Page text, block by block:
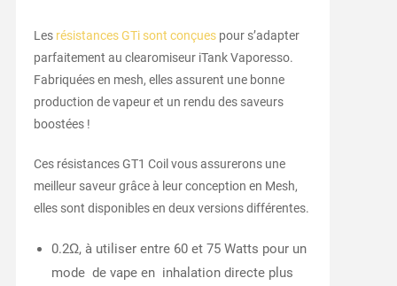
Les résistances GTi sont conçuespour s’adapter
parfaitement au clearomiseur iTank Vaporesso.
Fabriquées en mesh, elles assurent une bonne
production de vapeur et un rendu des saveurs
boostées !
Ces résistances GT1 Coil vous assurerons une
meilleur saveur grâce à leur conception en Mesh,
elles sont disponibles en deux versions différentes.
0.2Ω, à utiliser entre 60 et 75 Watts pour un
mode de vape en inhalation directe plus